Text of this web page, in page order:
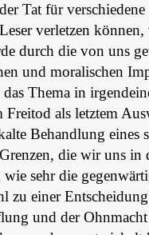
Tat für
verletzen
durch die von uns
und moralischen
Thema in
als letztem
Behandlung eines
die wir uns in
sehr die
zu einer
und der